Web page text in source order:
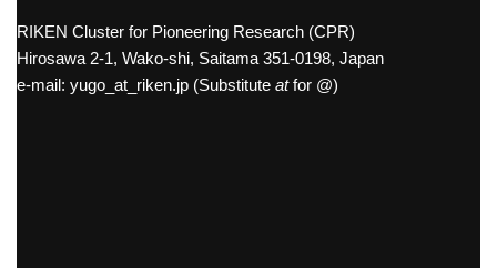
RIKEN Cluster for Pioneering Research (CPR)
Hirosawa 2-1, Wako-shi, Saitama 351-0198, Japan
e-mail: yugo_at_riken.jp (Substitute atfor @)